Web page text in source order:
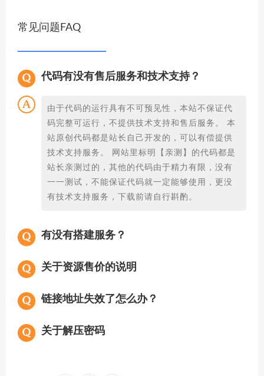
常见问题FAQ
代码有没有售后服务和技术支持？
由于代码的运行具有不可预见性，本站不保证代
码完整可运行，不提供技术支持和售后服务。 本
站原创代码都是站长自己开发的，可以有偿提供
技术支持服务。 网站里标明【亲测】的代码都是
站长亲测过的，其他的代码由于精力有限，没有
一一测试，不能保证代码就一定能够使用，更没
有技术支持服务，下载前请自行斟酌。
有没有搭建服务？
关于资源售价的说明
链接地址失效了怎么办？
关于解压密码